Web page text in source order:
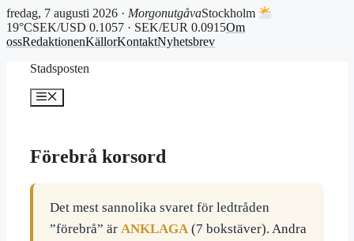
fredag, 7 augusti 2026 · MorgonutgåvaStockholm
19°CSEK/USD 0.1057 · SEK/EUR 0.0915Om
ossRedaktionenKällorKontaktNyhetsbrev
Stadsposten
Meny
Förebrå korsord
Det mest sannolika svaret för ledtråden
”förebrå” är ANKLAGA(7 bokstäver). Andra